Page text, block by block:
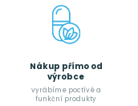
Nákup přímo od
výrobce
vyrábíme poctívé a
funkční produkty